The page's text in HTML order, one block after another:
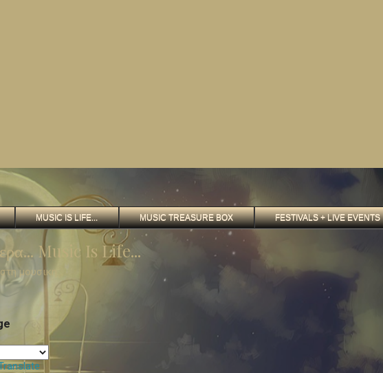
MUSIC IS LIFE... MUSIC TREASURE BOX FESTIVALS + LIVE EVENTS
Music Is Life...
μουσικη...